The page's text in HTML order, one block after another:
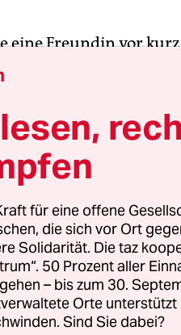
eine Freundin vor
ihrer Facebook-
betroffenen
unerfindlichen
gar nicht so gemeint
sei das ironisch
ein „Fass
nur wissen wolle, wo
gefragt, wo man
so schlimm. Und
werde das
für eine offene
die sich vor Ort
Solidarität. Die taz
50 Prozent aller
– bis zum 30.
Orte
Sind Sie dabei?